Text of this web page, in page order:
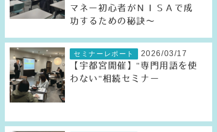
マネー初心者がＮＩＳＡで成
功するための秘訣～
セミナーレポート 2026/03/17
【宇都宮開催】"専門用語を使
わない"相続セミナー